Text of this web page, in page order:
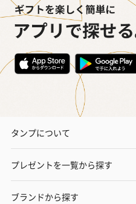
タンプについて
プレゼントを一覧から探す
ブランドから探す